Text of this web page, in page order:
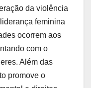
da violência
feminina
ocorrem aos
com o
Além das
promove o